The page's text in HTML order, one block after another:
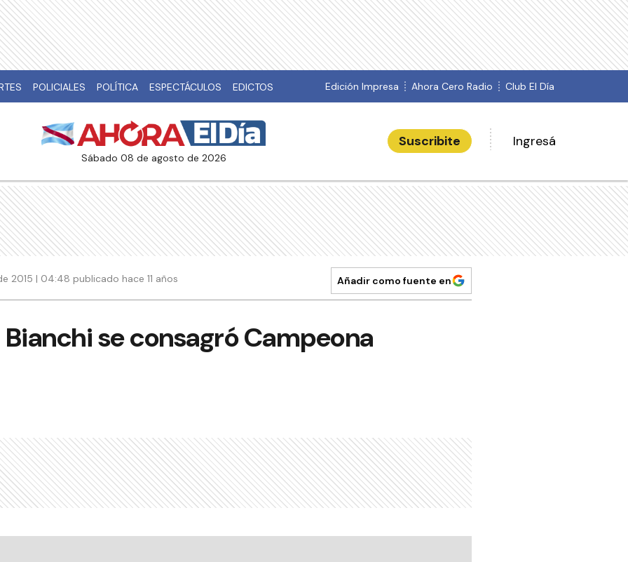
POLICIALES POLÍTICA ESPECTÁCULOS EDICTOS Edición Impresa Ahora Cero Radio Club El Día
sábado 08 de agosto de 2026
Suscribite Ingresá
2015 | 04:48 publicado hace 11 años Añadir como fuente en
se consagró Campeona